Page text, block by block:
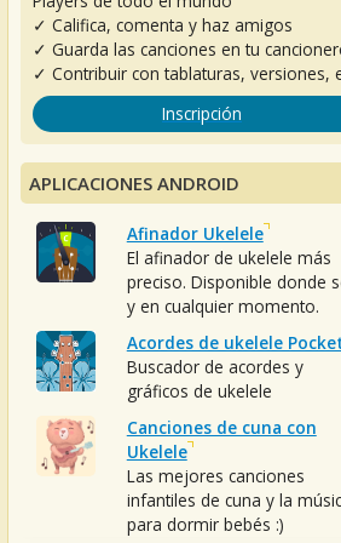
✓ Califica, comenta y haz amigos
✓ Guarda las canciones en tu
✓ Contribuir con tablaturas, versiones,
Inscripción
APLICACIONES ANDROID
Afinador Ukelele
El afinador de ukelele más
preciso. Disponible donde
y en cualquier momento.
Acordes de ukelele
Buscador de acordes y
gráficos de ukelele
Canciones de cuna con
Ukelele
Las mejores canciones
infantiles de cuna y la
para dormir bebés :)